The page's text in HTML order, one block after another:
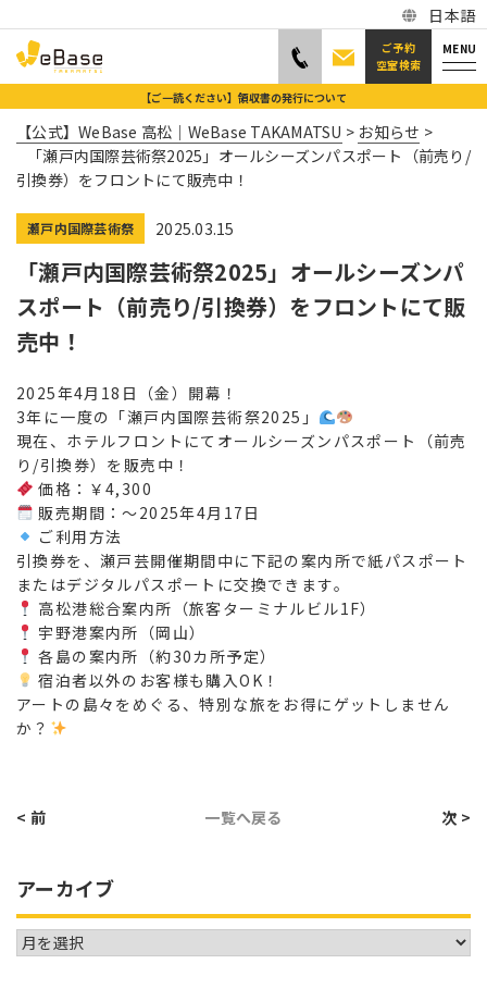
日本語
MENU
ご予約
空室検索
【ご一読ください】領収書の発行について
【公式】WeBase 高松｜WeBase TAKAMATSU > お知らせ >
「瀬戸内国際芸術祭2025」オールシーズンパスポート（前売り/
引換券）をフロントにて販売中！
瀬戸内国際芸術祭 2025.03.15
「瀬戸内国際芸術祭2025」オールシーズンパ
スポート（前売り/引換券）をフロントにて販
売中！
2025年4月18日（金）開幕！
3年に一度の「瀬戸内国際芸術祭2025」
現在、ホテルフロントにてオールシーズンパスポート（前売
り/引換券）を販売中！
価格：￥4,300
販売期間：～2025年4月17日
ご利用方法
引換券を、瀬戸芸開催期間中に下記の案内所で紙パスポート
またはデジタルパスポートに交換できます。
高松港総合案内所（旅客ターミナルビル1F）
宇野港案内所（岡山）
各島の案内所（約30カ所予定）
宿泊者以外のお客様も購入OK！
アートの島々をめぐる、特別な旅をお得にゲットしません
か？
一覧へ戻る
< 前 次 >
アーカイブ